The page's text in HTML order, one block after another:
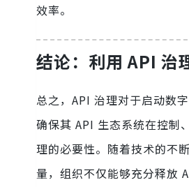
效率。
结论：利用 API 治
总之，API 治理对于启动数
确保其 API 生态系统在控制
理的必要性。随着技术的不
量，组织不仅能够充分释放